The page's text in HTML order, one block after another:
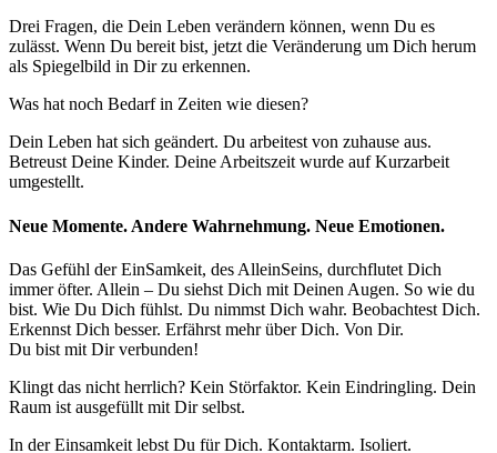
Drei Fragen, die Dein Leben verändern können, wenn Du es
zulässt. Wenn Du bereit bist, jetzt die Veränderung um Dich herum
als Spiegelbild in Dir zu erkennen.
Was hat noch Bedarf in Zeiten wie diesen?
Dein Leben hat sich geändert. Du arbeitest von zuhause aus.
Betreust Deine Kinder. Deine Arbeitszeit wurde auf Kurzarbeit
umgestellt.
Neue Momente. Andere Wahrnehmung. Neue Emotionen.
Das Gefühl der EinSamkeit, des AlleinSeins, durchflutet Dich
immer öfter. Allein – Du siehst Dich mit Deinen Augen. So wie du
bist. Wie Du Dich fühlst. Du nimmst Dich wahr. Beobachtest Dich.
Erkennst Dich besser. Erfährst mehr über Dich. Von Dir.
Du bist mit Dir verbunden!
Klingt das nicht herrlich? Kein Störfaktor. Kein Eindringling. Dein
Raum ist ausgefüllt mit Dir selbst.
In der Einsamkeit lebst Du für Dich. Kontaktarm. Isoliert.